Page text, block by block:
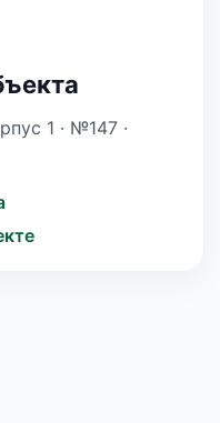
1 · №147 ·